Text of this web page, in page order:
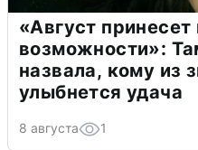
«Август
возможности»:
назвала, кому из
улыбнется удача
8 августа 1